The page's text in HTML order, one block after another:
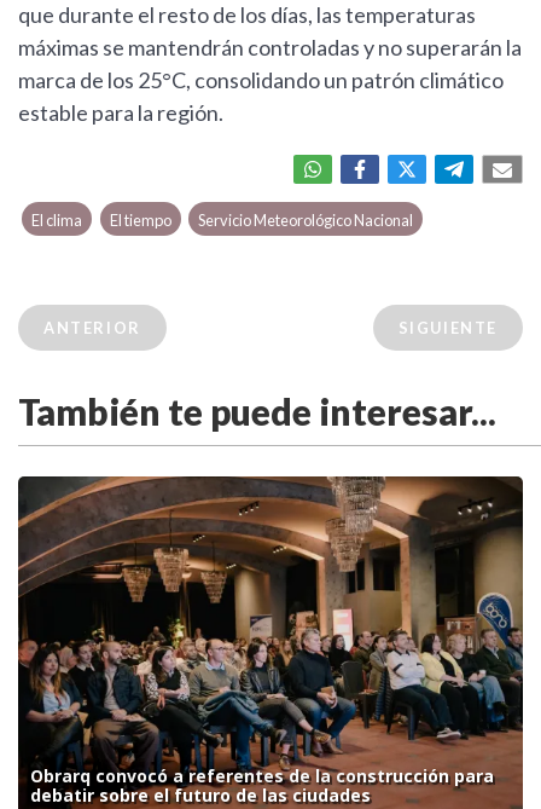
que durante el resto de los días, las temperaturas
máximas se mantendrán controladas y no superarán la
marca de los 25°C, consolidando un patrón climático
estable para la región.
El clima El tiempo Servicio Meteorológico Nacional
ANTERIOR SIGUIENTE
También te puede interesar...
Obrarq convocó a referentes de la construcción para
debatir sobre el futuro de las ciudades